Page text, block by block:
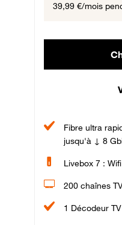
39,99 €/mois
Fibre ultra
jusqu'à ↓ 8
Livebox 7 :
200 chaînes
1 Décodeur